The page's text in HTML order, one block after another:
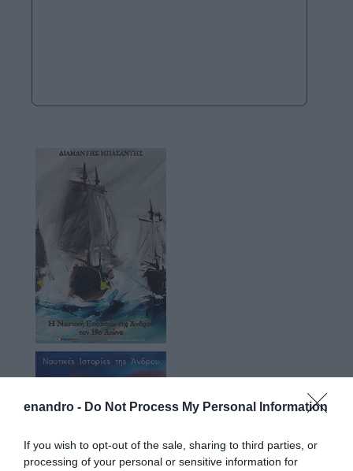
enandro - Do Not Process My Personal Information
If you wish to opt-out of the sale, sharing to third parties, or
processing of your personal or sensitive information for